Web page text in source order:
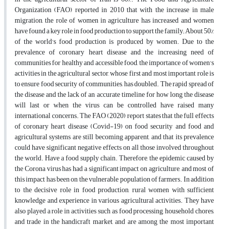
Organization (FAO) reported in 2010 that with the increase in male
migration, the role of women in agriculture has increased and women
have found a key role in food production to support the family; About 50%
of the world's food production is produced by women. Due to the
prevalence of coronary heart disease and the increasing need of
communities for healthy and accessible food, the importance of women's
activities in the agricultural sector, whose first and most important role is
to ensure food security of communities, has doubled. The rapid spread of
the disease and the lack of an accurate timeline for how long the disease
will last or when the virus can be controlled have raised many
international concerns. The FAO (2020) report states that the full effects
of coronary heart disease (Covid-19) on food security and food and
agricultural systems are still becoming apparent, and that its prevalence
could have significant negative effects on all those involved throughout
the world. Have a food supply chain. Therefore, the epidemic caused by
the Corona virus has had a significant impact on agriculture, and most of
this impact has been on the vulnerable population of farmers. In addition
to the decisive role in food production, rural women with sufficient
knowledge and experience in various agricultural activities. They have
also played a role in activities such as food processing, household chores,
and trade in the handicraft market, and are among the most important